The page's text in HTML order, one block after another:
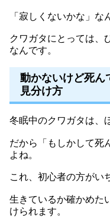
「寂しくないかな」な
クワガタにとっては、
なんです。
動かないけど死ん
見分け方
冬眠中のクワガタは、
だから「もしかして死
よね。
これ、初心者の方がい
生きているか確かめた
けられます。